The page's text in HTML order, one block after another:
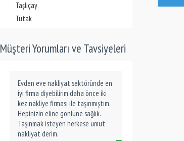
Taşlıçay
Tutak
Müşteri Yorumları ve Tavsiyeleri
Evden eve nakliyat sektöründe en
iyi firma diyebilirim daha önce iki
kez nakliye firması ile taşınmıştım.
Hepinizin eline gönlüne sağlık.
Taşınmak isteyen herkese umut
nakliyat derim.